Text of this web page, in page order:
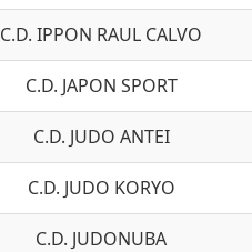
C.D. IPPON RAUL CALVO
C.D. JAPON SPORT
C.D. JUDO ANTEI
C.D. JUDO KORYO
C.D. JUDONUBA